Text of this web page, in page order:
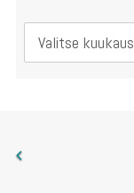
Arkisto